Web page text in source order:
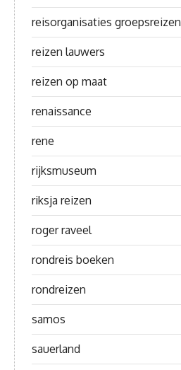
reisorganisaties groepsreizen
reizen lauwers
reizen op maat
renaissance
rene
rijksmuseum
riksja reizen
roger raveel
rondreis boeken
rondreizen
samos
sauerland